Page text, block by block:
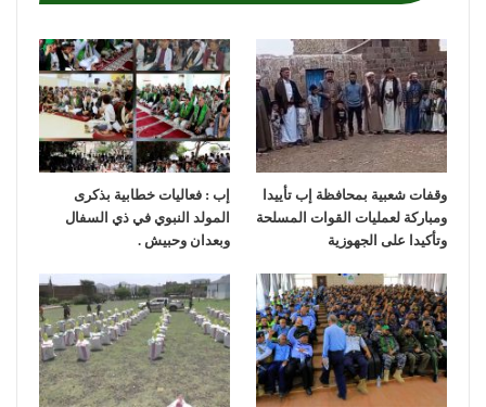
وقفات شعبية بمحافظة إب تأييدا
ومباركة لعمليات القوات المسلحة
وتأكيدا على الجهوزية
إب : فعاليات خطابية بذكرى
المولد النبوي في ذي السفال
وبعدان وحبيش .